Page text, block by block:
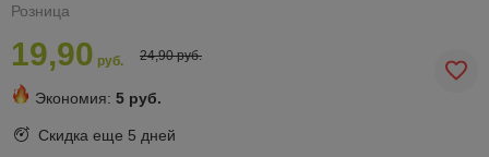
Розница
19,90 руб. 24,90 руб.
Экономия: 5 руб.
Скидка еще 5 дней